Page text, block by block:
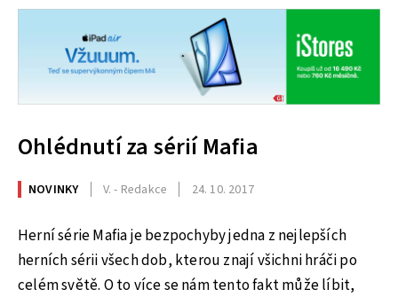
Ohlédnutí za sérií Mafia
NOVINKY V. - Redakce 24. 10. 2017
Herní série Mafia je bezpochyby jedna z nejlepších
herních sérii všech dob, kterou znají všichni hráči po
celém světě. O to více se nám tento fakt může líbit,